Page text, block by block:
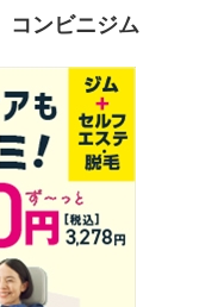
コンビニジム